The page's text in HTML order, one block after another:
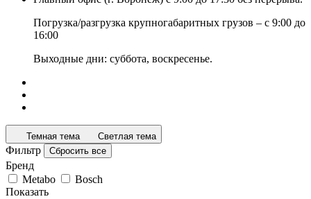
Погрузка/разгрузка крупногабаритных грузов – с 9:00 до
16:00
Выходные дни: суббота, воскресенье.
Темная тема Светлая тема
Фильтр Сбросить все
Бренд
Metabo
Bosch
Показать